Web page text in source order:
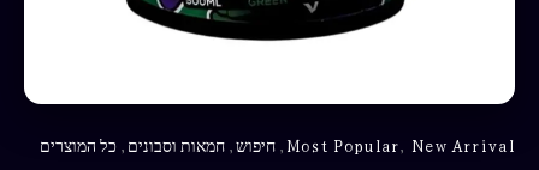
Most Popular, New Arrival
, חיפוש, חמאות וסבונים , כל המוצרים